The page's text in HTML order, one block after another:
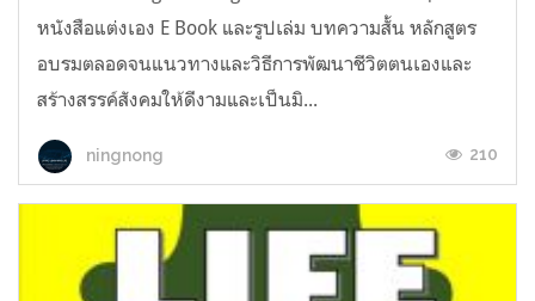
หนังสือ​แต่งเอง​ E​ Book​ และรูปเล่ม บทความสั้น​ หลักสูตร
อบรมตลอดจนแนวทางและวิธีการพัฒนาชีวิตตนเองและ
สร้างสรรค์สังคมให้ดีงามและเป็นมิ...
ningnong 210